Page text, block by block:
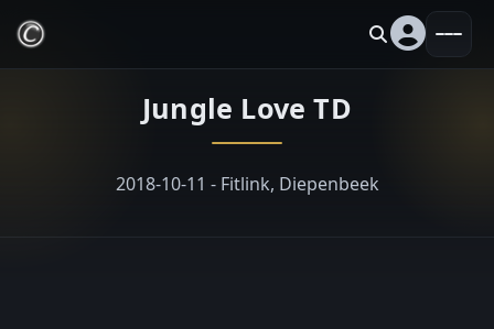
Jungle Love TD
2018-10-11 - Fitlink, Diepenbeek